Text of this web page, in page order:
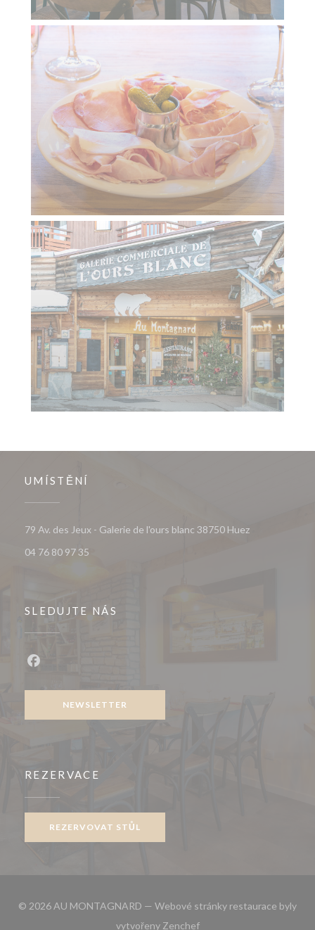
UMÍSTĚNÍ
79 Av. des Jeux - Galerie de l'ours blanc 38750 Huez((otevře se v
04 76 80 97 35
SLEDUJTE NÁS
NEWSLETTER
REZERVACE
REZERVOVAT STŮL
© 2026 AU MONTAGNARD — Webové stránky restaurace byly
vytvořeny Zenchef((otevře se v novém okně))